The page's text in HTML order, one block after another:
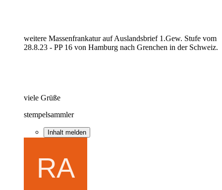
weitere Massenfrankatur auf Auslandsbrief 1.Gew. Stufe vom
28.8.23 - PP 16 von Hamburg nach Grenchen in der Schweiz.
viele Grüße
stempelsammler
Inhalt melden